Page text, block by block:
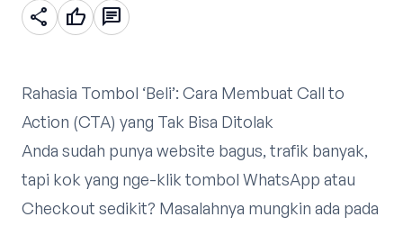
share thumb_up chat
Rahasia Tombol ‘Beli’: Cara Membuat Call to
Action (CTA) yang Tak Bisa Ditolak
Anda sudah punya website bagus, trafik banyak,
tapi kok yang nge-klik tombol WhatsApp atau
Checkout sedikit? Masalahnya mungkin ada pada